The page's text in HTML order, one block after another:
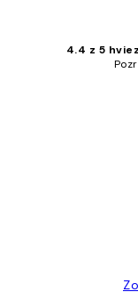
4.4 z 5